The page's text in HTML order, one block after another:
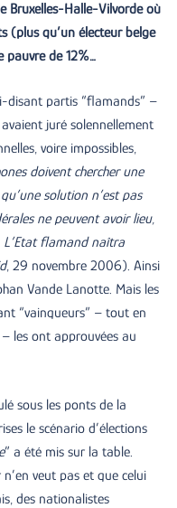
Bruxelles-Halle-Vilvorde où
(plus qu’un électeur belge
pauvre de 12%…
disant partis “flamands” –
juré solennellement
voire impossibles,
doivent chercher une
solution n’est pas
ne peuvent avoir lieu,
L’Etat flamand naîtra
, 29 novembre 2006). Ainsi
Vande Lanotte. Mais les
“vainqueurs” – tout en
les ont approuvées au
sous les ponts de la
le scénario d’élections
” a été mis sur la table.
veut pas et que celui
des nationalistes